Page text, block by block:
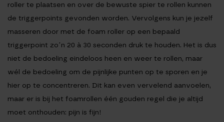
roller te plaatsen en over de bewuste spier te rollen kunnen
de triggerpoints gevonden worden. Vervolgens kun je jezelf
masseren door met de foam roller op een bepaald
triggerpoint zo’n 20 à 30 seconden druk te houden. Het is dus
niet de bedoeling eindeloos heen en weer te rollen, maar
wél de bedoeling om de pijnlijke punten op te sporen en je
hier op te concentreren. Dit kan even vervelend aanvoelen,
maar er is bij het foamrollen één gouden regel die je altijd
moet onthouden: pijn is fijn!